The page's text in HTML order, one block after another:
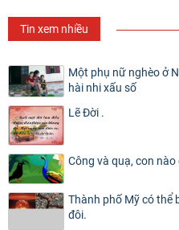
Tin xem nhiều
Một phụ nữ nghèo ở
hài nhi xấu số
Lẽ Đời .
Công và quạ, con nào
Thành phố Mỹ có thể
đôi.